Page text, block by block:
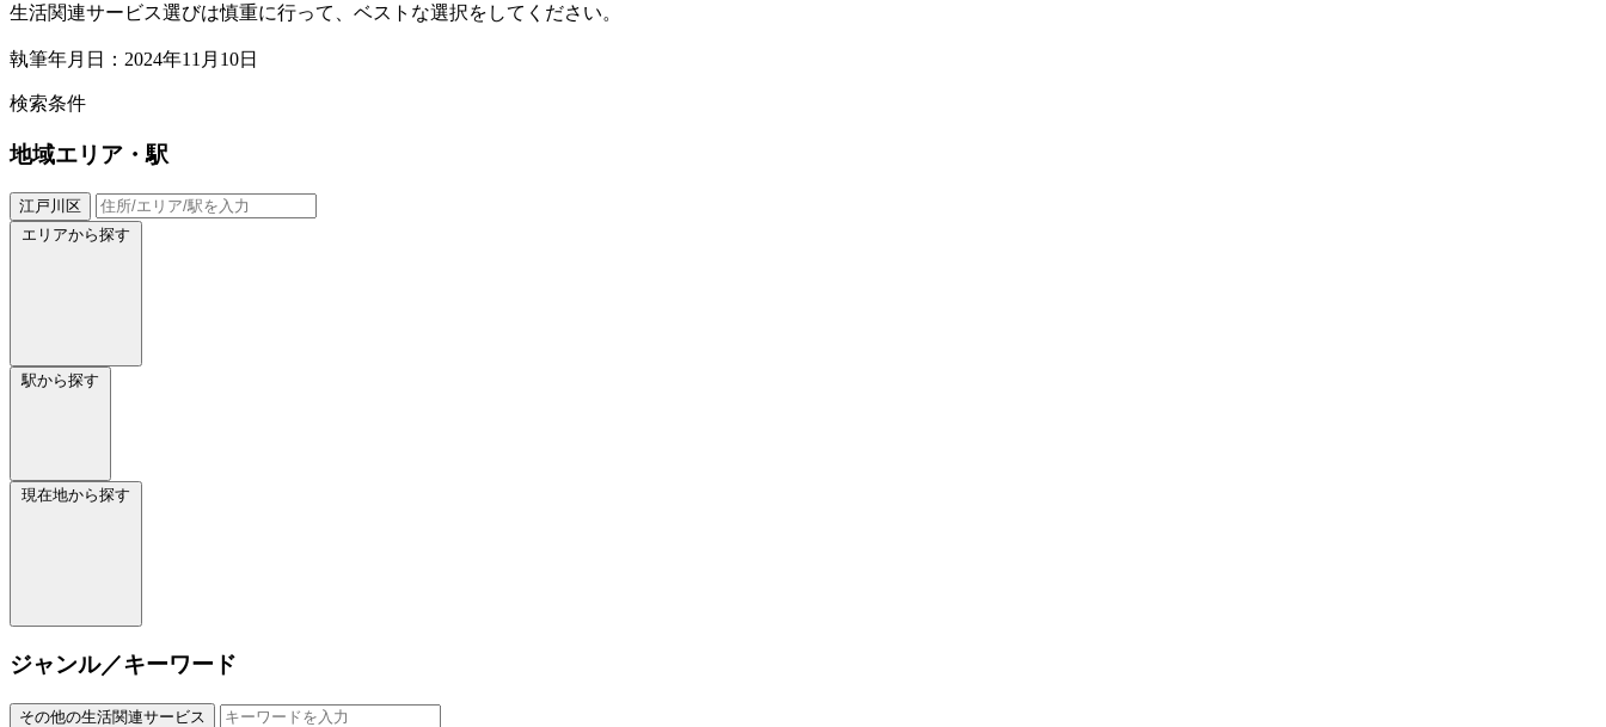
生活関連サービス選びは慎重に行って、ベストな選択をしてください。
執筆年月日：2024年11月10日
検索条件
地域エリア・駅
江戸川区
エリアから探す
駅から探す
現在地から探す
ジャンル／キーワード
その他の生活関連サービス